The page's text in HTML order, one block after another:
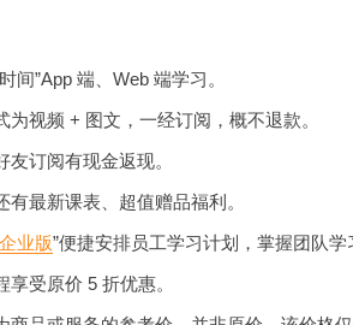
间”App 端、Web 端学习。
视频 + 图文，一经订阅，概不退款。
订阅有现金返现。
有最新课表、超值赠品福利。
业版”便捷安排员工学习计划，掌握团队学
享受原价 5 折优惠。